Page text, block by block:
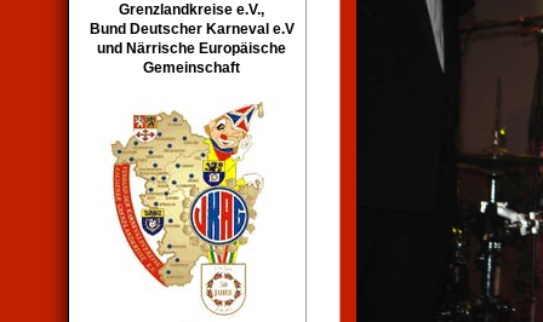
Grenzlandkreise e.V.,
Bund Deutscher Karneval e.V
und Närrische Europäische
Gemeinschaft